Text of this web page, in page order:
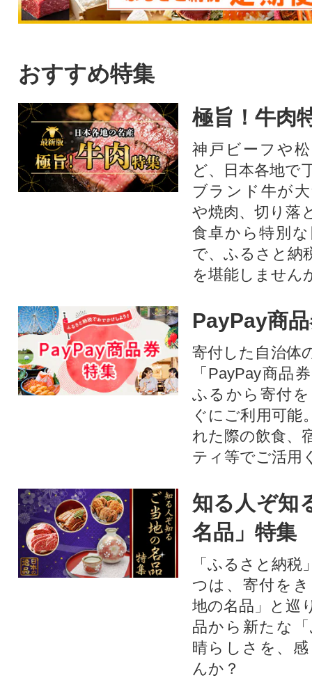
おすすめ特集
極旨！牛肉
神戸ビーフや
ど、日本各地で
ブランド牛が
や焼肉、切り落
食卓から特別
で、ふるさと納
を堪能しません
PayPay商
寄付した自治体
「PayPay商品
ふるから寄付
ぐにご利用可能
れた際の飲食、
ティ等でご活用
知る人ぞ知
名品」特集
「ふるさと納
つは、寄付を
地の名品」と巡
品から新たな
晴らしさを、
んか？